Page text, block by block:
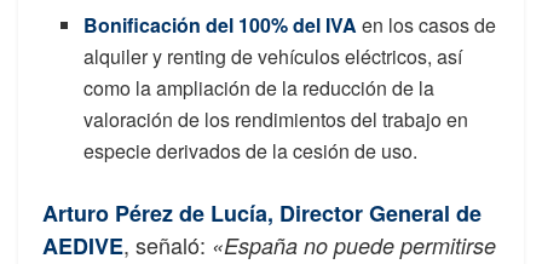
Bonificación del 100% del IVA en los casos de
alquiler y renting de vehículos eléctricos, así
como la ampliación de la reducción de la
valoración de los rendimientos del trabajo en
especie derivados de la cesión de uso.
Arturo Pérez de Lucía, Director General de
AEDIVE, señaló: «España no puede permitirse